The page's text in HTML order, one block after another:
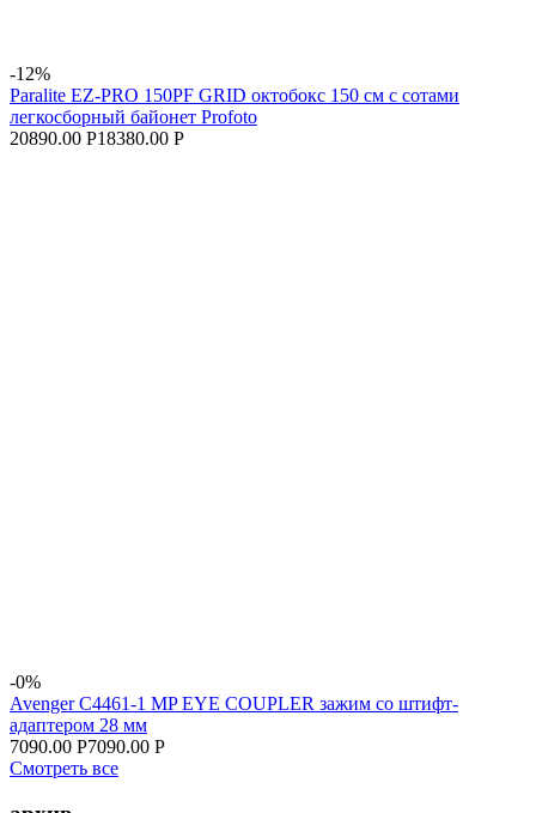
-12%
Paralite EZ-PRO 150PF GRID октобокс 150 см с сотами
легкосборный байонет Profoto
20890.00 Р18380.00 Р
-0%
Avenger C4461-1 MP EYE COUPLER зажим со штифт-
адаптером 28 мм
7090.00 Р7090.00 Р
Смотреть все